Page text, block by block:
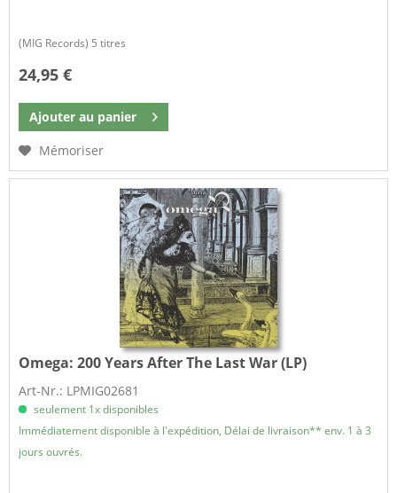
(MIG Records) 5 titres
24,95 €
Ajouter au panier
Mémoriser
Omega:200 Years After The Last War (LP)
Art-Nr.: LPMIG02681
seulement 1x disponibles
Immédiatement disponible à l'expédition, Délai de livraison** env. 1 à 3
jours ouvrés.